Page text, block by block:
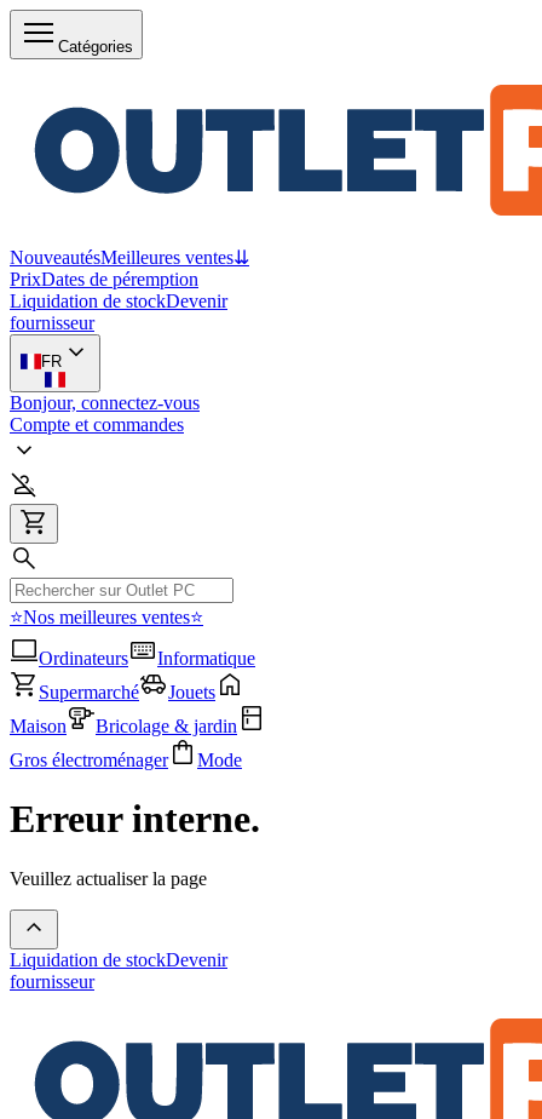
Catégories
NouveautésMeilleures ventes⇊
PrixDates de péremption
Liquidation de stockDevenir
fournisseur
FR
Bonjour, connectez-vous
Compte et commandes
⭐Nos meilleures ventes⭐
Ordinateurs
Informatique
Supermarché
Jouets
Maison
Bricolage & jardin
Gros électroménager
Mode
Erreur interne.
Veuillez actualiser la page
Liquidation de stockDevenir
fournisseur